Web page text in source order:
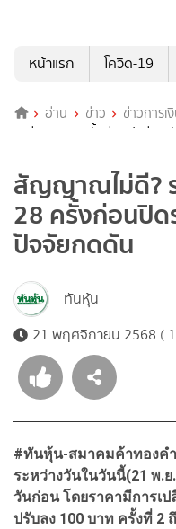
หน้าแรก
โควิด-19
อ่าน ข่าว ข่าวการเ
แกว่งแรง 28 ครั้งก่อนปิดร่วง
สัญญาณไม่ดี?
28 ครั้งก่อนปิ
ปัจจัยกดดัน
ทันหุ้น
21 พฤศจิกายน 2568 (
#ทันหุ้น-สมาคมค้าทองคำ
ระหว่างวันในวันนี้(21 พ.
วันก่อน โดยราคามีการเ
ปรับลง 100 บาท ครั้งที่ 2